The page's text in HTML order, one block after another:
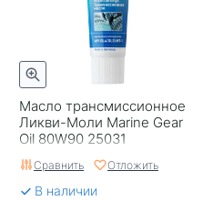
Масло трансмиссионное
Ликви-Моли Marine Gear
Oil 80W90 25031
Германия 0,25
Сравнить Отложить
В наличии